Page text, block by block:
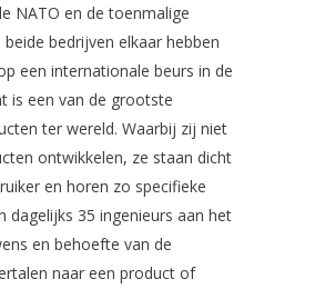
NATO en de toenmalige
bedrijven elkaar hebben
een internationale beurs in de
is een van de grootste
ter wereld. Waarbij zij niet
ontwikkelen, ze staan dicht
en horen zo specifieke
dagelijks 35 ingenieurs aan het
en behoefte van de
naar een product of